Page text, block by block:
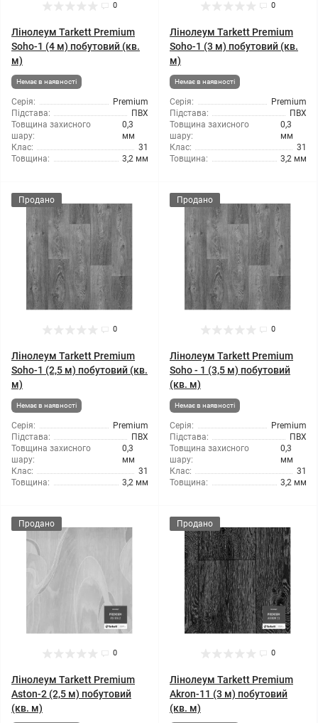
0
Лінолеум Tarkett Premium
Soho-1 (4 м) побутовий (кв.
м)
Немає в наявності
Серія:
Premium
Підстава:
ПВХ
Товщина захисного
шару:
0,3
мм
Клас:
31
Товщина:
3,2 мм
0
Лінолеум Tarkett Premium
Soho-1 (3 м) побутовий (кв.
м)
Немає в наявності
Серія:
Premium
Підстава:
ПВХ
Товщина захисного
шару:
0,3
мм
Клас:
31
Товщина:
3,2 мм
Продано
0
Лінолеум Tarkett Premium
Soho-1 (2,5 м) побутовий (кв.
м)
Немає в наявності
Серія:
Premium
Підстава:
ПВХ
Товщина захисного
шару:
0,3
мм
Клас:
31
Товщина:
3,2 мм
Продано
0
Лінолеум Tarkett Premium
Soho - 1 (3,5 м) побутовий
(кв. м)
Немає в наявності
Серія:
Premium
Підстава:
ПВХ
Товщина захисного
шару:
0,3
мм
Клас:
31
Товщина:
3,2 мм
Продано
0
Лінолеум Tarkett Premium
Aston-2 (2,5 м) побутовий
(кв. м)
Продано
0
Лінолеум Tarkett Premium
Akron-11 (3 м) побутовий
(кв. м)